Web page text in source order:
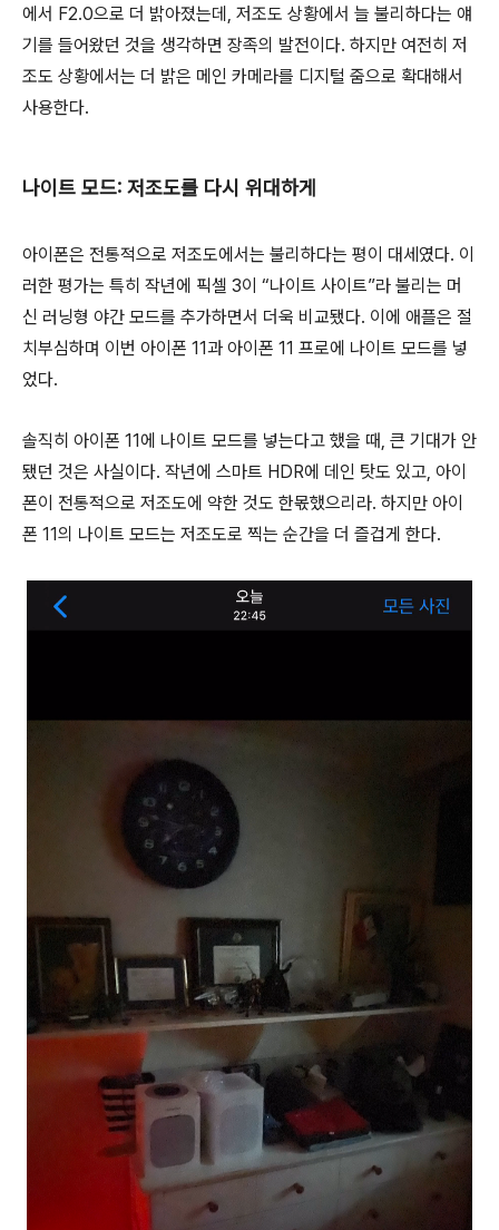
에서 F2.0으로 더 밝아졌는데, 저조도 상황에서 늘 불리하다는 얘
기를 들어왔던 것을 생각하면 장족의 발전이다. 하지만 여전히 저
조도 상황에서는 더 밝은 메인 카메라를 디지털 줌으로 확대해서
사용한다.
나이트 모드: 저조도를 다시 위대하게
아이폰은 전통적으로 저조도에서는 불리하다는 평이 대세였다. 이
러한 평가는 특히 작년에 픽셀 3이 “나이트 사이트”라 불리는 머
신 러닝형 야간 모드를 추가하면서 더욱 비교됐다. 이에 애플은 절
치부심하며 이번 아이폰 11과 아이폰 11 프로에 나이트 모드를 넣
었다.
솔직히 아이폰 11에 나이트 모드를 넣는다고 했을 때, 큰 기대가 안
됐던 것은 사실이다. 작년에 스마트 HDR에 데인 탓도 있고, 아이
폰이 전통적으로 저조도에 약한 것도 한몫했으리라. 하지만 아이
폰 11의 나이트 모드는 저조도로 찍는 순간을 더 즐겁게 한다.